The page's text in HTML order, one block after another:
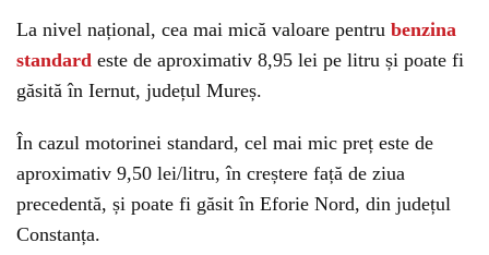
La nivel național, cea mai mică valoare pentru benzina
standard este de aproximativ 8,95 lei pe litru și poate fi
găsită în Iernut, județul Mureș.
În cazul motorinei standard, cel mai mic preț este de
aproximativ 9,50 lei/litru, în creștere față de ziua
precedentă, și poate fi găsit în Eforie Nord, din județul
Constanța.